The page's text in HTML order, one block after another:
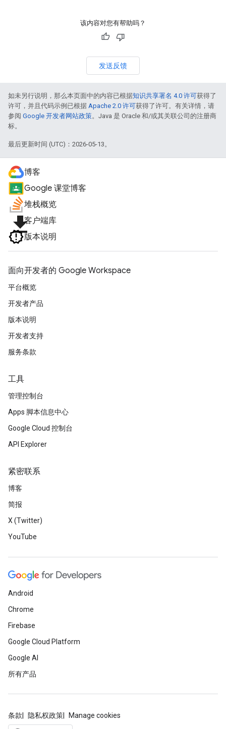
该内容对您有帮助吗？
发送反馈
如未另行说明，那么本页面中的内容已根据知识共享署名 4.0 许可获得了
许可，并且代码示例已根据 Apache 2.0 许可获得了许可。有关详情，请
参阅 Google 开发者网站政策。Java 是 Oracle 和/或其关联公司的注册商
标。
最后更新时间 (UTC)：2026-05-13。
博客
Google 课堂博客
堆栈概览
file_download客户端库
版本说明
面向开发者的 Google Workspace
平台概览
开发者产品
版本说明
开发者支持
服务条款
工具
管理控制台
Apps 脚本信息中心
Google Cloud 控制台
API Explorer
紧密联系
博客
简报
X (Twitter)
YouTube
Android
Chrome
Firebase
Google Cloud Platform
Google AI
所有产品
条款 隐私权政策 Manage cookies